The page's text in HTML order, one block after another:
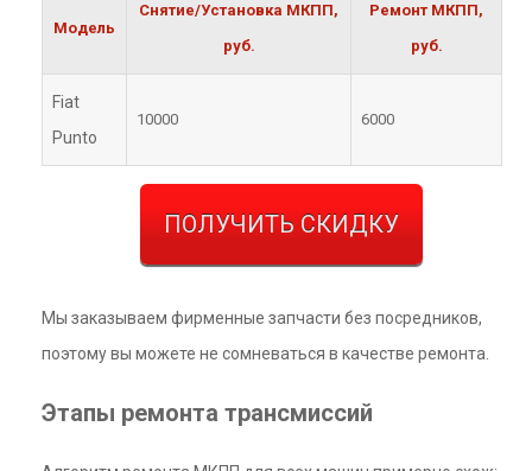
Модель
Снятие/Установка МКПП,
руб.
Ремонт МКПП,
руб.
Fiat
Punto
10000 6000
ПОЛУЧИТЬ СКИДКУ
Мы заказываем фирменные запчасти без посредников,
поэтому вы можете не сомневаться в качестве ремонта.
Этапы ремонта трансмиссий